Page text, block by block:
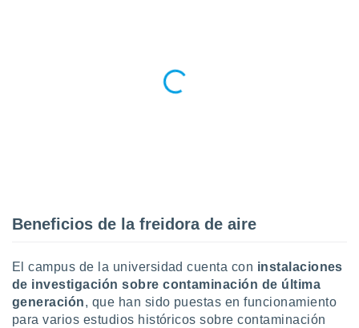
o acceder
datos
perfiles
Beneficios de la freidora de aire
El campus de la universidad cuenta con instalaciones
de investigación sobre contaminación de última
generación, que han sido puestas en funcionamiento
para varios estudios históricos sobre contaminación